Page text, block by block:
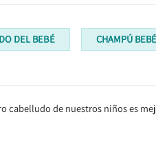
DEL BEBÉ CHAMPÚ BEBÉ
cabelludo de nuestros niños es